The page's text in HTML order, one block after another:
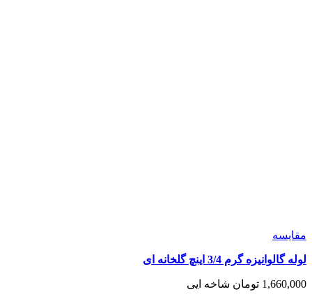
مقايسه
لوله گالوانیزه گرم 3/4 اینچ گلخانه ای
1,660,000 تومان شاخه ایی